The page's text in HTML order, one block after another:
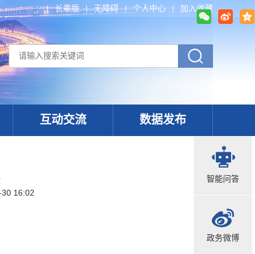
长辈版 无障碍 个人中心 加入收藏
互动交流 数据发布
16:02
智能问答
政务微博